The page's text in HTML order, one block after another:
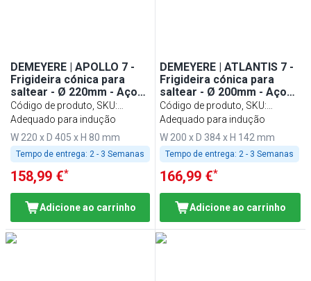
DEMEYERE | APOLLO 7 -
Frigideira cónica para
saltear - Ø 220mm - Aço
inoxidável
Código de produto, SKU:
1005152
Adequado para indução
W 220 x D 405 x H 80 mm
Tempo de entrega: 2 - 3 Semanas
158,99 €*
Adicione ao carrinho
DEMEYERE | ATLANTIS 7 -
Frigideira cónica para
saltear - Ø 200mm - Aço
inoxidável
Código de produto, SKU:
1005386
Adequado para indução
W 200 x D 384 x H 142 mm
Tempo de entrega: 2 - 3 Semanas
166,99 €*
Adicione ao carrinho